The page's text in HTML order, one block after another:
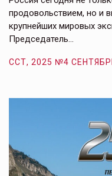
продовольствием, но и
крупнейших мировых
Председатель…
ССТ, 2025 №4